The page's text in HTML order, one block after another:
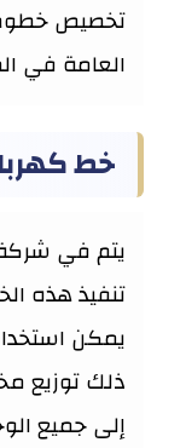
تخصيص
العامة في
خط
يتم في
تنفيذ هذه
يمكن
ذلك توزيع
إلى جميع